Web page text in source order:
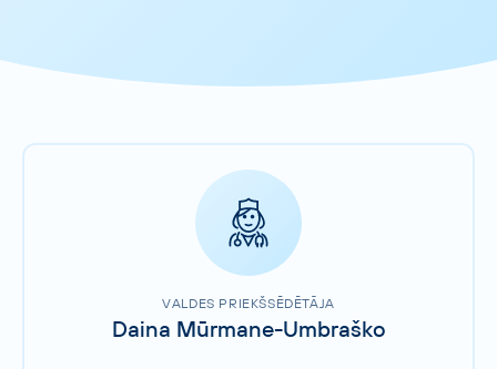
VALDES PRIEKŠSĒDĒTĀJA
Daina Mūrmane-Umbraško